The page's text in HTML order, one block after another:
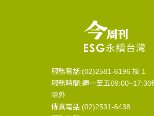
服務電話:(02)2581-6196 按 1
服務時間:週一至五09:00~17:30
除外
傳真電話:(02)2531-6438